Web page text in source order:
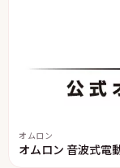
オムロン
オムロン 音波式電